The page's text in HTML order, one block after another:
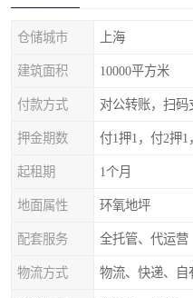
仓储城市 上海
建筑面积 10000平方米
付款方式 对公转账，扫码
押金期数 付1押1，付2押1
起租期 1个月
地面属性 环氧地坪
配套服务 全托管、代运营
物流方式 物流、快递、自